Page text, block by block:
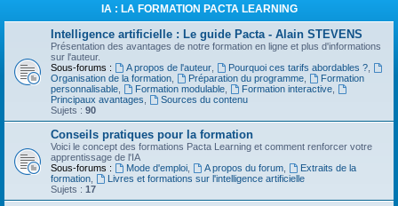
IA : LA FORMATION PACTA LEARNING
Intelligence artificielle : Le guide Pacta - Alain STEVENS
Présentation des avantages de notre formation en ligne et plus d'informations
sur l'auteur.
Sous-forums :
A propos de l'auteur, Pourquoi ces tarifs abordables ?,
Organisation de la formation
Préparation du programme,
Formation
personnalisable
Formation modulable, Formation interactive,
Principaux avantages
Sources du contenu
Sujets : 90
Conseils pratiques pour la formation
Voici le concept des formations Pacta Learning et comment renforcer votre
apprentissage de l'IA
Sous-forums :
Mode d'emploi, A propos du forum,
Extraits de la
formation
Livres et formations sur l'intelligence artificielle
Sujets : 17